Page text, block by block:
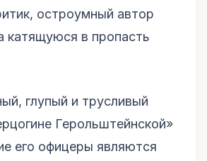
остроумный автор
катящуюся в пропасть
глупый и трусливый
Герольштейнской»
его офицеры являются